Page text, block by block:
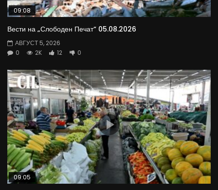
09:08
Вести на „Слободен Печат“ 05.08.2026
АВГУСТ 5, 2026
0
2K 12 0
09:05